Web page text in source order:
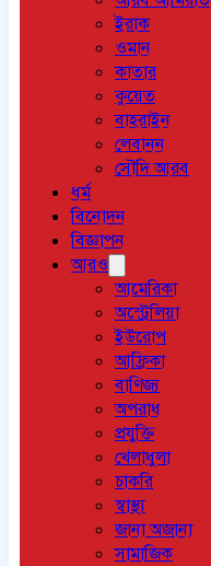
ইরাক
ওমান
কাতার
কুয়েত
বাহরাইন
লেবানন
সৌদি আরব
ধর্ম
বিনোদন
বিজ্ঞাপন
আরও
আমেরিকা
অস্ট্রেলিয়া
ইউরোপ
আফ্রিকা
বাণিজ্য
অপরাধ
প্রযুক্তি
খেলাধুলা
চাকরি
স্বাস্থ্য
জানা অজানা
সামাজিক